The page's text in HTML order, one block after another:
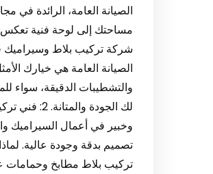
الصيانة العامة، الرائدة في
شركة تركيب بلاط وسيراميك
الصيانة العامة هي خيارك
والتشطيبات الدقيقة، سواء
لك
وخبير في أعمال السيراميك
تركيب بلاط مطابخ وحمامات